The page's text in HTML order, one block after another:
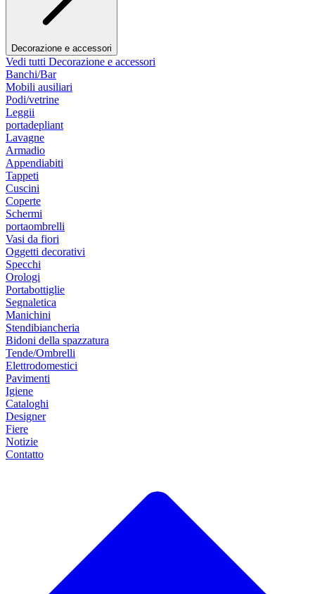
Decorazione e accessori
Vedi tutti Decorazione e accessori
Banchi/Bar
Mobili ausiliari
Podi/vetrine
Leggii
portadepliant
Lavagne
Armadio
Appendiabiti
Tappeti
Cuscini
Coperte
Schermi
portaombrelli
Vasi da fiori
Oggetti decorativi
Specchi
Orologi
Portabottiglie
Segnaletica
Manichini
Stendibiancheria
Bidoni della spazzatura
Tende/Ombrelli
Elettrodomestici
Pavimenti
Igiene
Cataloghi
Designer
Fiere
Notizie
Contatto